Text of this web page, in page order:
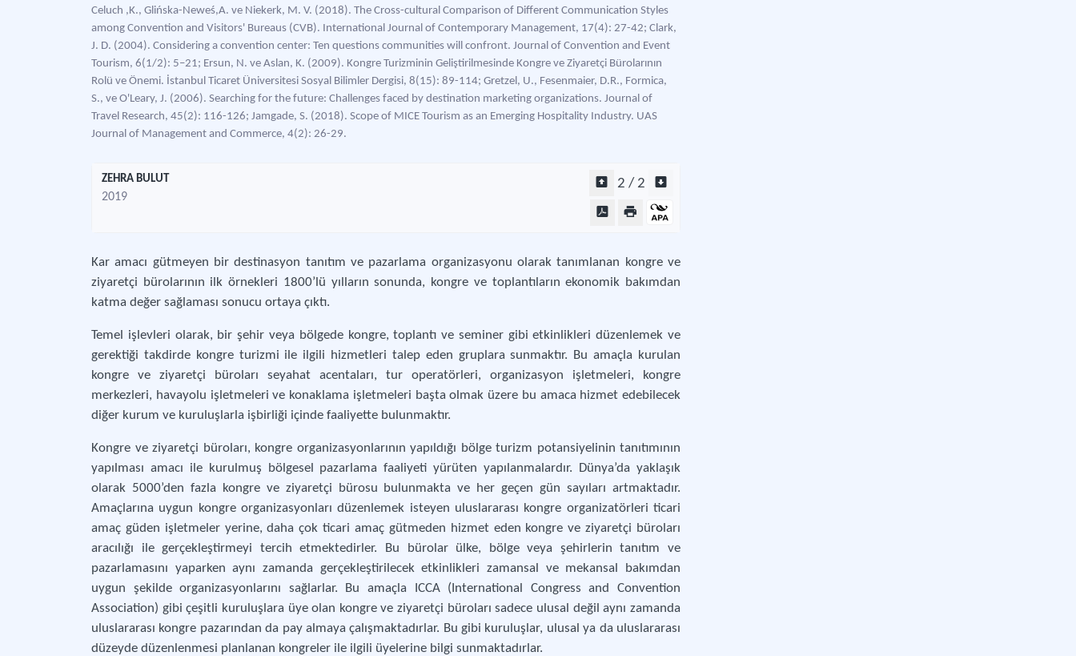
Celuch ,K., Glińska-Neweś,A. ve Niekerk, M. V. (2018). The Cross-cultural Comparison of Different Communication Styles
among Convention and Visitors' Bureaus (CVB). International Journal of Contemporary Management, 17(4): 27-42; Clark,
J. D. (2004). Considering a convention center: Ten questions communities will confront. Journal of Convention and Event
Tourism, 6(1/2): 5–21; Ersun, N. ve Aslan, K. (2009). Kongre Turizminin Geliştirilmesinde Kongre ve Ziyaretçi Bürolarının
Rolü ve Önemi. İstanbul Ticaret Üniversitesi Sosyal Bilimler Dergisi, 8(15): 89-114; Gretzel, U., Fesenmaier, D.R., Formica,
S., ve O'Leary, J. (2006). Searching for the future: Challenges faced by destination marketing organizations. Journal of
Travel Research, 45(2): 116-126; Jamgade, S. (2018). Scope of MICE Tourism as an Emerging Hospitality Industry. UAS
Journal of Management and Commerce, 4(2): 26-29.
ZEHRA BULUT
2019
2 / 2
Kar amacı gütmeyen bir destinasyon tanıtım ve pazarlama organizasyonu olarak tanımlanan kongre ve
ziyaretçi bürolarının ilk örnekleri 1800’lü yılların sonunda, kongre ve toplantıların ekonomik bakımdan
katma değer sağlaması sonucu ortaya çıktı.
Temel işlevleri olarak, bir şehir veya bölgede kongre, toplantı ve seminer gibi etkinlikleri düzenlemek ve
gerektiği takdirde kongre turizmi ile ilgili hizmetleri talep eden gruplara sunmaktır. Bu amaçla kurulan
kongre ve ziyaretçi büroları seyahat acentaları, tur operatörleri, organizasyon işletmeleri, kongre
merkezleri, havayolu işletmeleri ve konaklama işletmeleri başta olmak üzere bu amaca hizmet edebilecek
diğer kurum ve kuruluşlarla işbirliği içinde faaliyette bulunmaktır.
Kongre ve ziyaretçi büroları, kongre organizasyonlarının yapıldığı bölge turizm potansiyelinin tanıtımının
yapılması amacı ile kurulmuş bölgesel pazarlama faaliyeti yürüten yapılanmalardır. Dünya’da yaklaşık
olarak 5000’den fazla kongre ve ziyaretçi bürosu bulunmakta ve her geçen gün sayıları artmaktadır.
Amaçlarına uygun kongre organizasyonları düzenlemek isteyen uluslararası kongre organizatörleri ticari
amaç güden işletmeler yerine, daha çok ticari amaç gütmeden hizmet eden kongre ve ziyaretçi büroları
aracılığı ile gerçekleştirmeyi tercih etmektedirler. Bu bürolar ülke, bölge veya şehirlerin tanıtım ve
pazarlamasını yaparken aynı zamanda gerçekleştirilecek etkinlikleri zamansal ve mekansal bakımdan
uygun şekilde organizasyonlarını sağlarlar. Bu amaçla ICCA (International Congress and Convention
Association) gibi çeşitli kuruluşlara üye olan kongre ve ziyaretçi büroları sadece ulusal değil aynı zamanda
uluslararası kongre pazarından da pay almaya çalışmaktadırlar. Bu gibi kuruluşlar, ulusal ya da uluslararası
düzeyde düzenlenmesi planlanan kongreler ile ilgili üyelerine bilgi sunmaktadırlar.